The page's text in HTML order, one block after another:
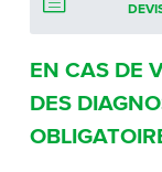
EN CAS DE
DES